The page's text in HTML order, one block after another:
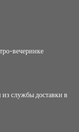
вечеринке
службы доставки в